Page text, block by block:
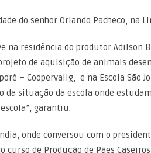
do senhor Orlando Pacheco, na
na residência do produtor Adilson
de aquisição de animais
– Coopervalig, e na Escola São
situação da escola onde
garantiu.
onde conversou com o
de Produção de Pães